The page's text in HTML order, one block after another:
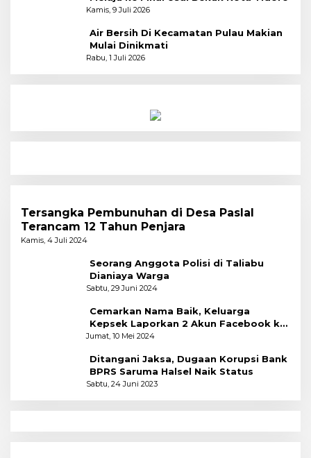
Kamis, 9 Juli 2026
Air Bersih Di Kecamatan Pulau Makian
Mulai Dinikmati
Rabu, 1 Juli 2026
Tersangka Pembunuhan di Desa Paslal
Terancam 12 Tahun Penjara
Kamis, 4 Juli 2024
Seorang Anggota Polisi di Taliabu
Dianiaya Warga
Sabtu, 29 Juni 2024
Cemarkan Nama Baik, Keluarga
Kepsek Laporkan 2 Akun Facebook ke
Polres
Jumat, 10 Mei 2024
Ditangani Jaksa, Dugaan Korupsi Bank
BPRS Saruma Halsel Naik Status
Sabtu, 24 Juni 2023